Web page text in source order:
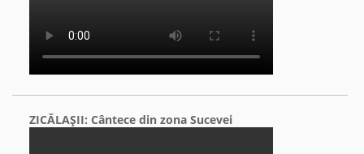
ZICĂLAŞII: Cântece din zona Sucevei